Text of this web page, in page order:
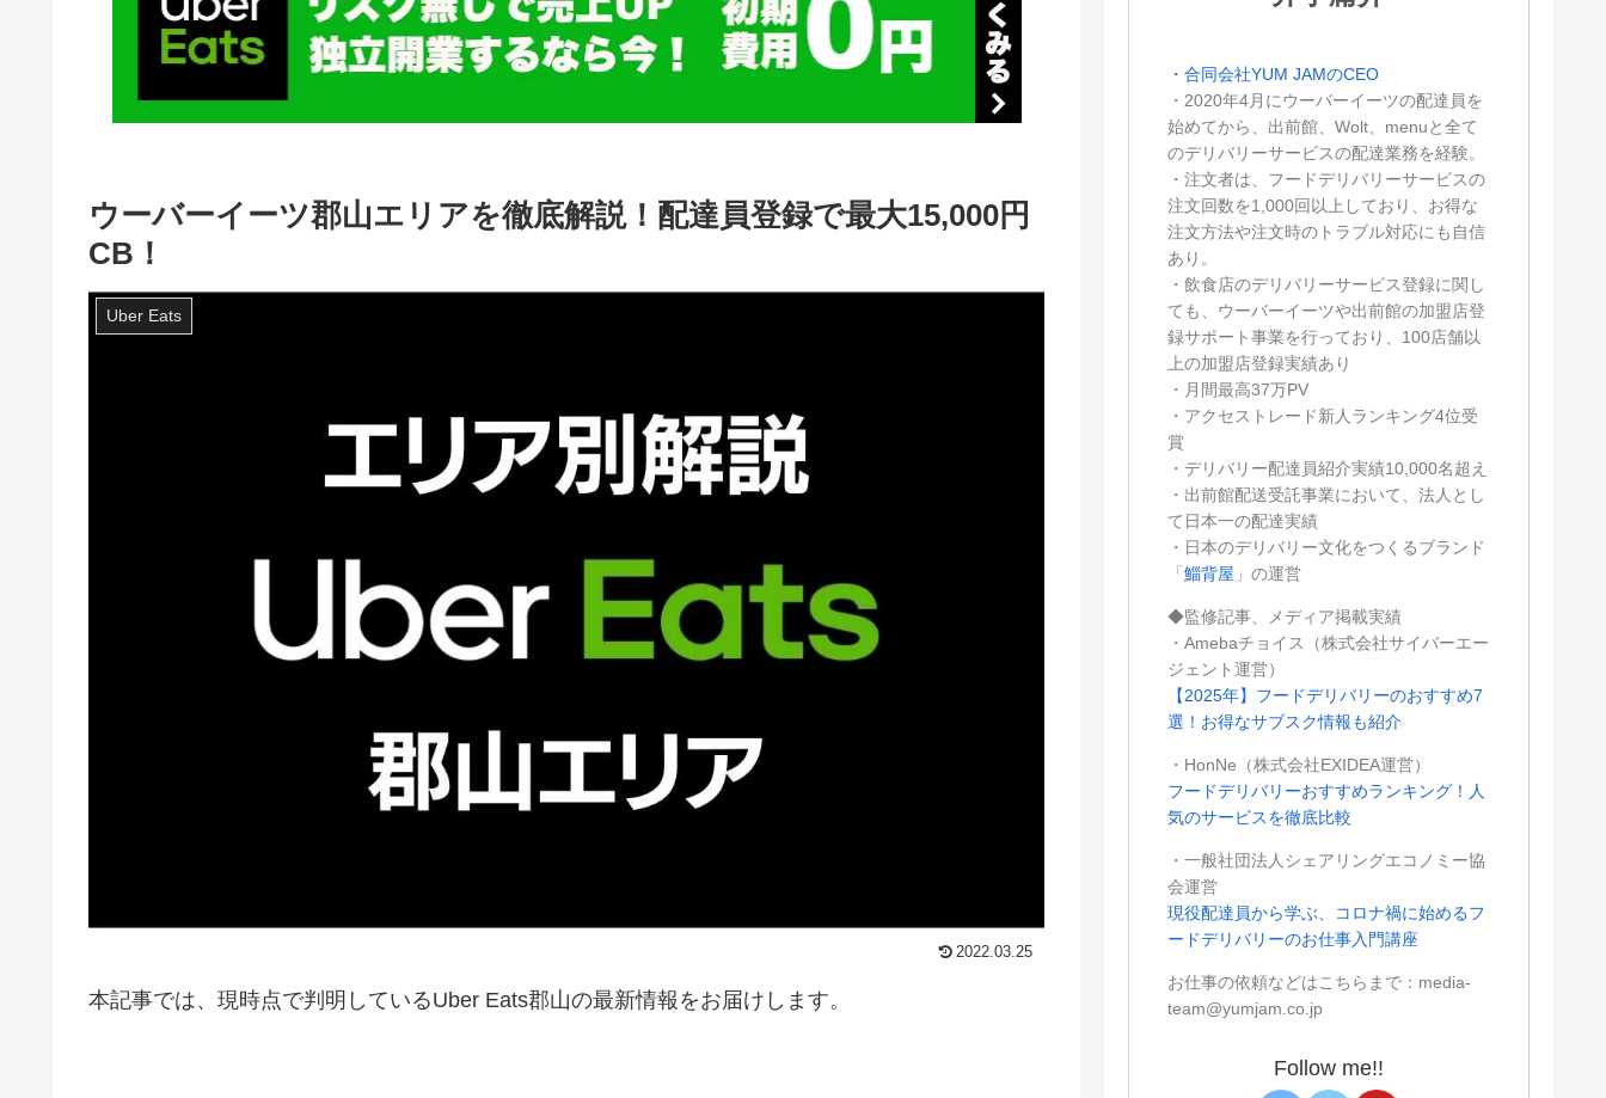
ウーバーイーツ郡山エリアを徹底解説！配達員登録で最大15,000円
CB！
Uber Eats
2022.03.25
本記事では、現時点で判明しているUber Eats郡山の最新情報をお届けします。
・合同会社YUM JAMのCEO
・2020年4月にウーバーイーツの配達員を
始めてから、出前館、Wolt、menuと全て
のデリバリーサービスの配達業務を経験。
・注文者は、フードデリバリーサービスの
注文回数を1,000回以上しており、お得な
注文方法や注文時のトラブル対応にも自信
あり。
・飲食店のデリバリーサービス登録に関し
ても、ウーバーイーツや出前館の加盟店登
録サポート事業を行っており、100店舗以
上の加盟店登録実績あり
・月間最高37万PV
・アクセストレード新人ランキング4位受
賞
・デリバリー配達員紹介実績10,000名超え
・出前館配送受託事業において、法人とし
て日本一の配達実績
・日本のデリバリー文化をつくるブランド
「 鯔背屋 」の運営
◆監修記事、メディア掲載実績
・Amebaチョイス（株式会社サイバーエー
ジェント運営）
【2025年】フードデリバリーのおすすめ7
選！お得なサブスク情報も紹介
・HonNe（株式会社EXIDEA運営）
フードデリバリーおすすめランキング！人
気のサービスを徹底比較
・一般社団法人シェアリングエコノミー協
会運営
現役配達員から学ぶ、コロナ禍に始めるフ
ードデリバリーのお仕事入門講座
お仕事の依頼などはこちらまで：media-
team@yumjam.co.jp
Follow me!!